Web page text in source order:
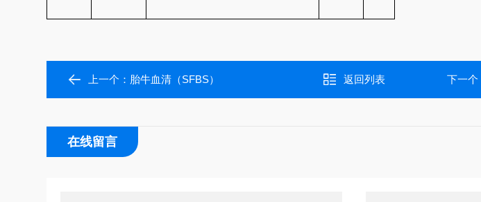
上一个： 胎牛血清（SFBS） 返回列表 下一个
在线留言